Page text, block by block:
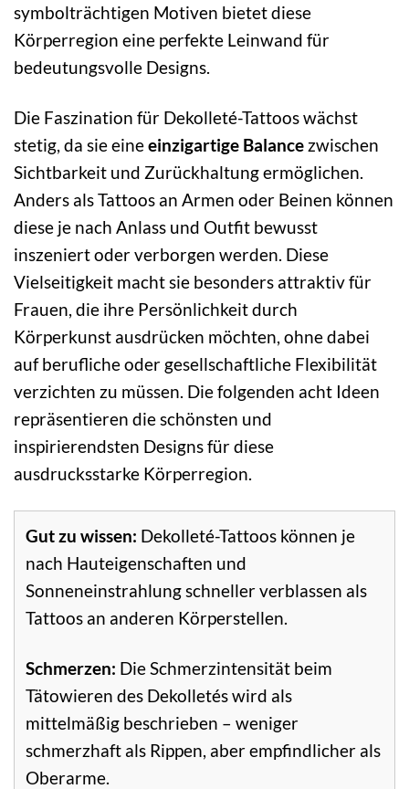
symbolträchtigen Motiven bietet diese
Körperregion eine perfekte Leinwand für
bedeutungsvolle Designs.
Die Faszination für Dekolleté-Tattoos wächst
stetig, da sie eineeinzigartige Balance zwischen
Sichtbarkeit und Zurückhaltung ermöglichen.
Anders als Tattoos an Armen oder Beinen können
diese je nach Anlass und Outfit bewusst
inszeniert oder verborgen werden. Diese
Vielseitigkeit macht sie besonders attraktiv für
Frauen, die ihre Persönlichkeit durch
Körperkunst ausdrücken möchten, ohne dabei
auf berufliche oder gesellschaftliche Flexibilität
verzichten zu müssen. Die folgenden acht Ideen
repräsentieren die schönsten und
inspirierendsten Designs für diese
ausdrucksstarke Körperregion.
Gut zu wissen: Dekolleté-Tattoos können je
nach Hauteigenschaften und
Sonneneinstrahlung schneller verblassen als
Tattoos an anderen Körperstellen.
Schmerzen: Die Schmerzintensität beim
Tätowieren des Dekolletés wird als
mittelmäßig beschrieben – weniger
schmerzhaft als Rippen, aber empfindlicher als
Oberarme.